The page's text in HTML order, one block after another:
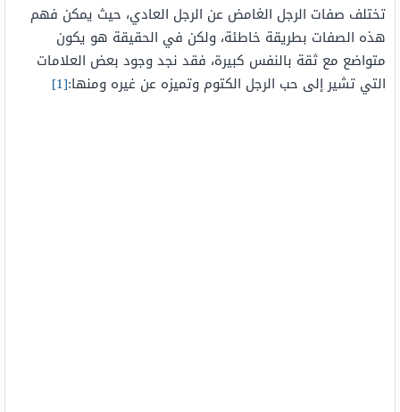
تختلف صفات الرجل الغامض عن الرجل العادي، حيث يمكن فهم
هذه الصفات بطريقة خاطئة، ولكن في الحقيقة هو يكون
متواضع مع ثقة بالنفس كبيرة، فقد نجد وجود بعض العلامات
التي تشير إلى حب الرجل الكتوم وتميزه عن غيره ومنها:[1]